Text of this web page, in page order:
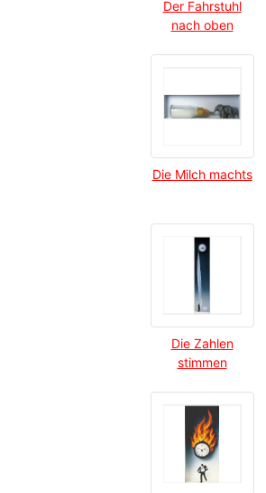
Der Fahrstuhl
nach oben
Die Milch machts
Die Zahlen
stimmen